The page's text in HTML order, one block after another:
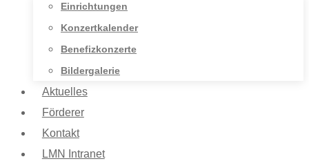
Einrichtungen
Konzertkalender
Benefizkonzerte
Bildergalerie
Aktuelles
Förderer
Kontakt
LMN Intranet